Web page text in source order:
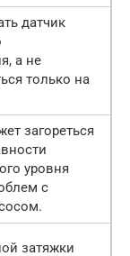
датчик
а не
только на
загореться
уровня
с
затяжки